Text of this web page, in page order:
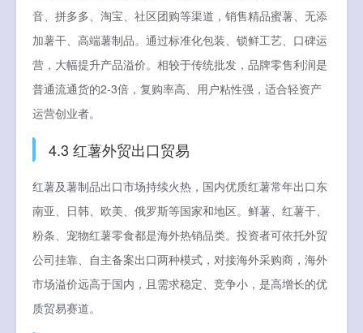
音、拼多多、淘宝、社区团购等渠道，销售精品蜜薯、无添
加薯干、高端薯制品。通过标准化包装、锁鲜工艺、口碑运
营，大幅提升产品溢价。相较于传统批发，品牌零售利润是
普通流通货的2-3倍，复购率高、用户粘性强，适合轻资产
运营创业者。
4.3 红薯外贸出口贸易
红薯及薯制品出口市场持续火热，国内优质红薯常年出口东
南亚、日韩、欧美、俄罗斯等国家和地区。鲜薯、红薯干、
粉条、宠物红薯零食都是海外热销品类。投资者可依托外贸
公司挂靠、自主备案出口两种模式，对接海外采购商，海外
市场溢价远高于国内，且需求稳定、竞争小，是高增长的优
质贸易赛道。